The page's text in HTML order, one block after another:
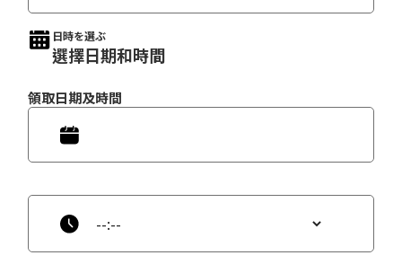
日時を選ぶ
選擇日期和時間
領取日期及時間